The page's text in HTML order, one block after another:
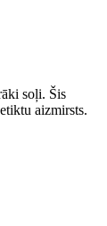
soļi. Šis
aizmirsts.